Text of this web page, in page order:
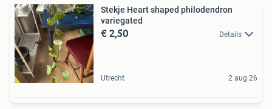
Stekje Heart shaped philodendron
variegated
€ 2,50 Details
Utrecht 2 aug 26